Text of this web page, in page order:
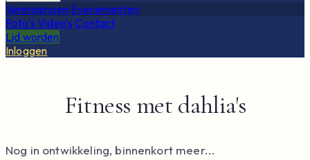
Verenigingen Evenementen
Foto's Video's Contact
Lid worden
Inloggen
Fitness met dahlia's
Nog in ontwikkeling, binnenkort meer...